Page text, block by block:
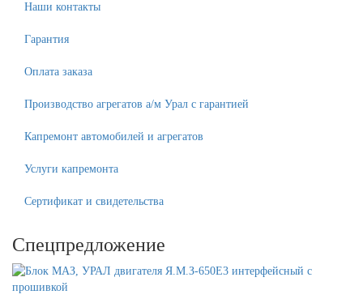
Наши контакты
Гарантия
Оплата заказа
Производство агрегатов а/м Урал с гарантией
Капремонт автомобилей и агрегатов
Услуги капремонта
Сертификат и свидетельства
Спецпредложение